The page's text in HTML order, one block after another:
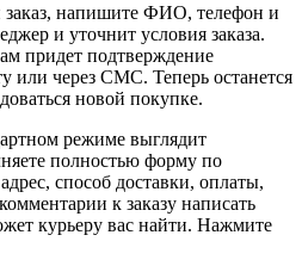
заказ, напишите ФИО, телефон и
и уточнит условия заказа.
придет подтверждение
или через СМС. Теперь останется
новой покупке.
режиме выглядит
полностью форму по
способ доставки, оплаты,
к заказу написать
курьеру вас найти. Нажмите